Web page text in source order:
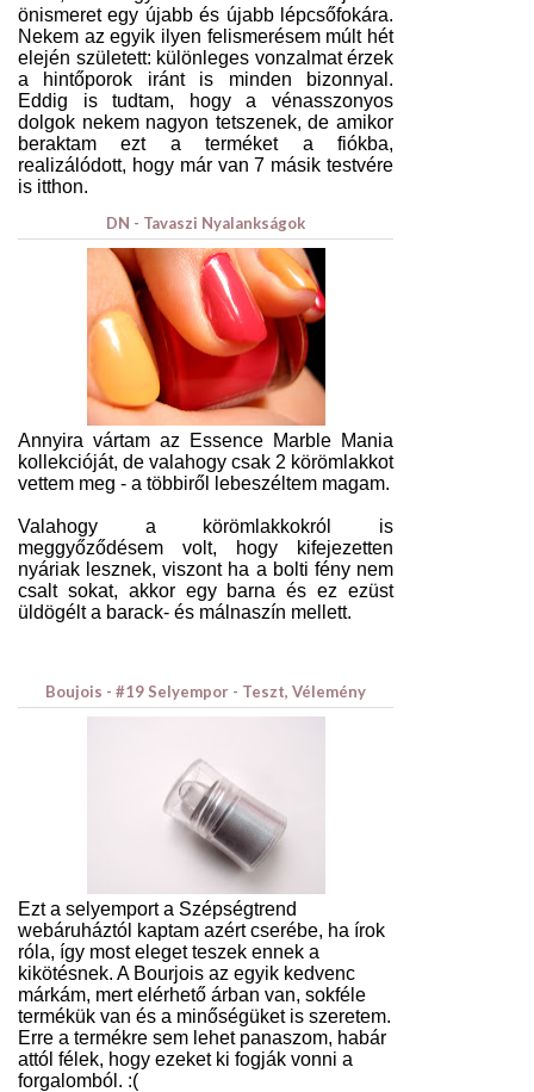
önismeret egy újabb és újabb lépcsőfokára.
Nekem az egyik ilyen felismerésem múlt hét
elején született: különleges vonzalmat érzek
a hintőporok iránt is minden bizonnyal.
Eddig is tudtam, hogy a vénasszonyos
dolgok nekem nagyon tetszenek, de amikor
beraktam ezt a terméket a fiókba,
realizálódott, hogy már van 7 másik testvére
is itthon.
DN - Tavaszi Nyalankságok
Annyira vártam az Essence Marble Mania
kollekcióját, de valahogy csak 2 körömlakkot
vettem meg - a többiről lebeszéltem magam.
Valahogy a körömlakkokról is
meggyőződésem volt, hogy kifejezetten
nyáriak lesznek, viszont ha a bolti fény nem
csalt sokat, akkor egy barna és ez ezüst
üldögélt a barack- és málnaszín mellett.
Boujois - #19 Selyempor - Teszt, Vélemény
Ezt a selyemport a Szépségtrend
webáruháztól kaptam azért cserébe, ha írok
róla, így most eleget teszek ennek a
kikötésnek. A Bourjois az egyik kedvenc
márkám, mert elérhető árban van, sokféle
termékük van és a minőségüket is szeretem.
Erre a termékre sem lehet panaszom, habár
attól félek, hogy ezeket ki fogják vonni a
forgalomból. :(